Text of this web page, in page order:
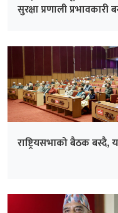
सुरक्षा प्रणाली प्रभावकारी
राष्ट्रियसभाको बैठक बस्दै,